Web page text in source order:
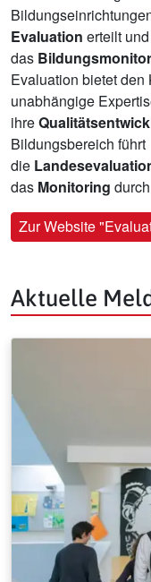
Evaluation erteilt
das
Evaluation bietet
unabhängige
ihre
Bildungsbereich führt
die
das Monitoring
Zur Website
Aktuelle